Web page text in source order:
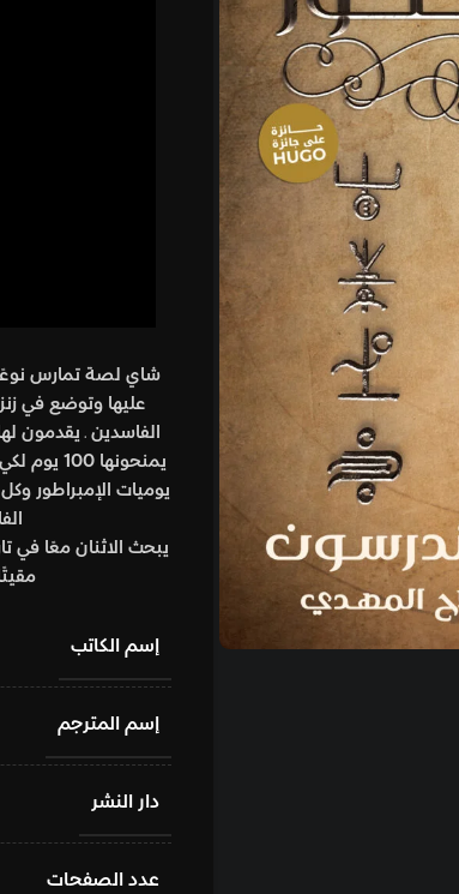
شاي لصة تمارس نوعًا
عليها وتوضع في
الفاسدين ـ يقدمون
يوميات الإمبراطور
يبحث الاثنان معًا في
إسم الكاتب
إسم المترجم
دار النشر
عدد الصفحات